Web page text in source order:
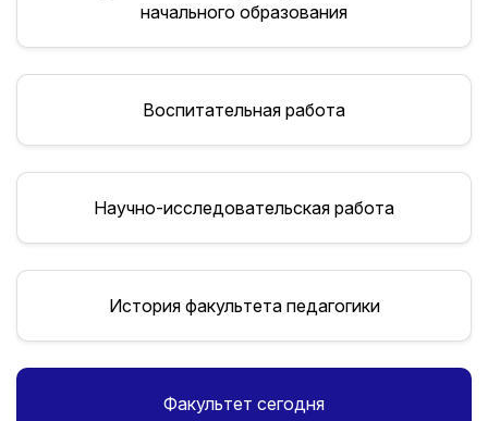
начального образования
Воспитательная работа
Научно-исследовательская работа
История факультета педагогики
Факультет сегодня